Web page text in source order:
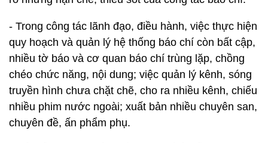
- Trong công tác lãnh đạo, điều hành, việc thực hiện
quy hoạch và quản lý hệ thống báo chí còn bất cập,
nhiều tờ báo và cơ quan báo chí trùng lặp, chồng
chéo chức năng, nội dung; việc quản lý kênh, sóng
truyền hình chưa chặt chẽ, cho ra nhiều kênh, chiếu
nhiều phim nước ngoài; xuất bản nhiều chuyên san,
chuyên đề, ấn phẩm phụ.